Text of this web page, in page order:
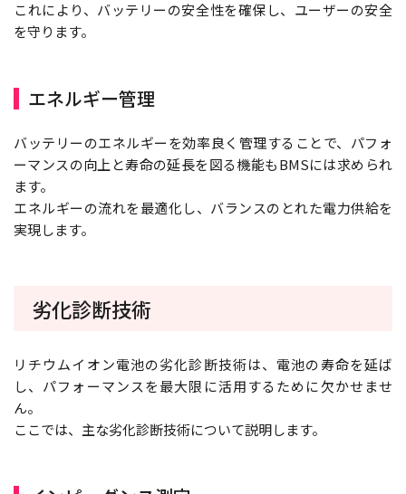
これにより、バッテリーの安全性を確保し、ユーザーの安全
を守ります。
エネルギー管理
バッテリーのエネルギーを効率良く管理することで、パフォ
ーマンスの向上と寿命の延長を図る機能もBMSには求められ
ます。
エネルギーの流れを最適化し、バランスのとれた電力供給を
実現します。
劣化診断技術
リチウムイオン電池の劣化診断技術は、電池の寿命を延ば
し、パフォーマンスを最大限に活用するために欠かせませ
ん。
ここでは、主な劣化診断技術について説明します。